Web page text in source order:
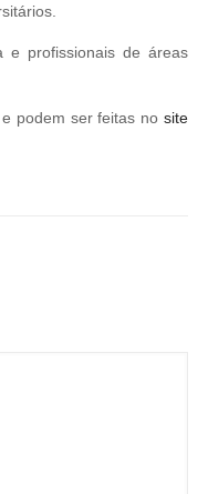
e profissionais de áreas
podem ser feitas no site